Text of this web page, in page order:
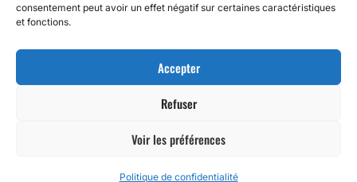
consentement peut avoir un effet négatif sur certaines caractéristiques
et fonctions.
Accepter
Refuser
Voir les préférences
Politique de confidentialité
Accueil
Qui sommes nous ?
Création site internet
Web marketing
Studio graphique